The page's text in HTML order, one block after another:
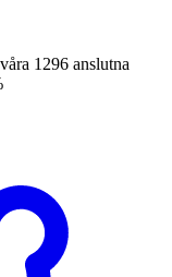
1296 anslutna